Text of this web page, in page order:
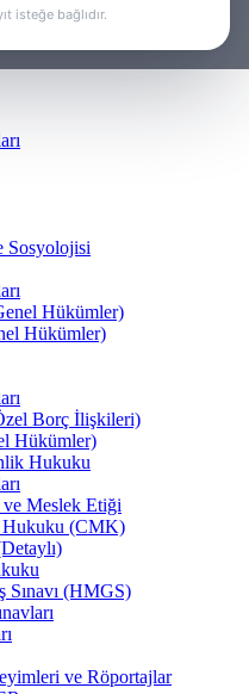
isteğe bağlıdır.
Sosyolojisi
Hükümler)
Hükümler)
Borç İlişkileri)
Hükümler)
Hukuku
Meslek Etiği
Hukuku (CMK)
(HMGS)
ve Röportajlar